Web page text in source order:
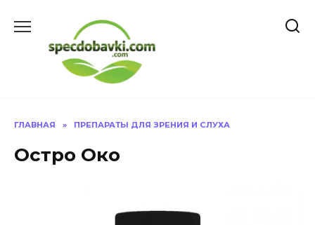
содержанию
ГЛАВНАЯ » ПРЕПАРАТЫ ДЛЯ ЗРЕНИЯ И СЛУХА
Остро Око